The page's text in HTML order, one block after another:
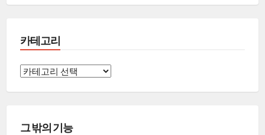
카테고리
카
그 밖의 기능